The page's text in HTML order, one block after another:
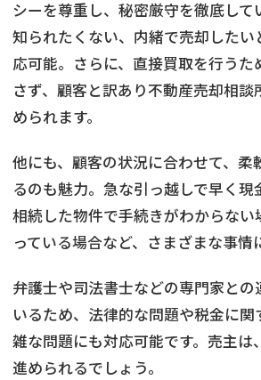
シーを尊重し、秘密厳守を徹底して
知られたくない、内緒で売却したい
応可能。さらに、直接買取を行うた
さず、顧客と訳あり不動産売却相談
められます。
他にも、顧客の状況に合わせて、柔
るのも魅力。急な引っ越しで早く現
相続した物件で手続きがわからない
っている場合など、さまざまな事情
弁護士や司法書士などの専門家との
いるため、法律的な問題や税金に関
雑な問題にも対応可能です。売主は
進められるでしょう。